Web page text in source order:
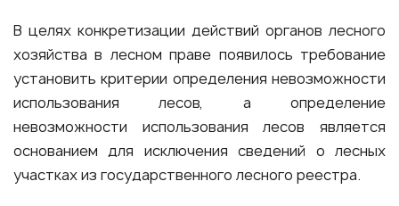
В целях конкретизации действий органов лесного
хозяйства в лесном праве появилось требование
установить критерии определения невозможности
использования лесов, а определение
невозможности использования лесов является
основанием для исключения сведений о лесных
участках из государственного лесного реестра.